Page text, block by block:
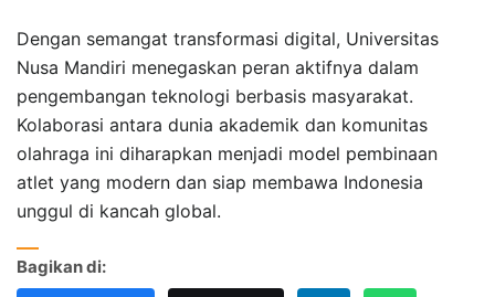
Dengan semangat transformasi digital, Universitas
Nusa Mandiri menegaskan peran aktifnya dalam
pengembangan teknologi berbasis masyarakat.
Kolaborasi antara dunia akademik dan komunitas
olahraga ini diharapkan menjadi model pembinaan
atlet yang modern dan siap membawa Indonesia
unggul di kancah global.
Bagikan di: